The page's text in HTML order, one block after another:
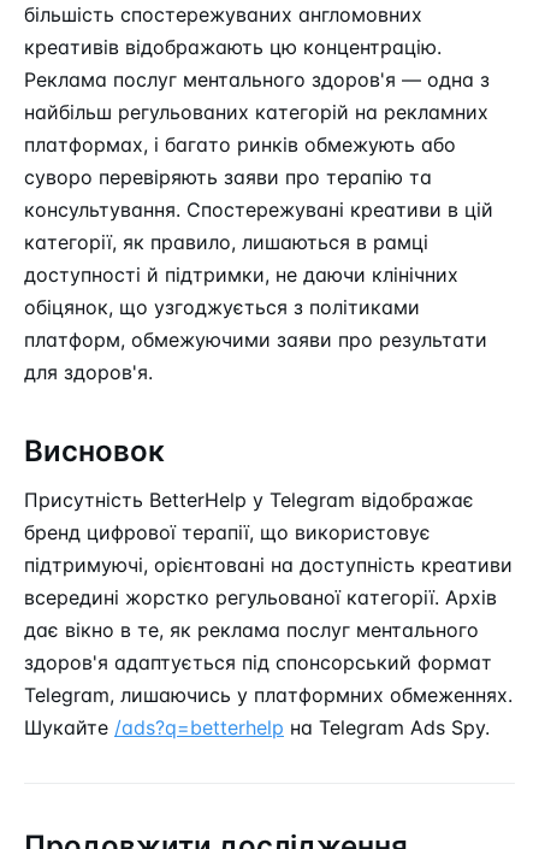
більшість спостережуваних англомовних
креативів відображають цю концентрацію.
Реклама послуг ментального здоров'я — одна з
найбільш регульованих категорій на рекламних
платформах, і багато ринків обмежують або
суворо перевіряють заяви про терапію та
консультування. Спостережувані креативи в цій
категорії, як правило, лишаються в рамці
доступності й підтримки, не даючи клінічних
обіцянок, що узгоджується з політиками
платформ, обмежуючими заяви про результати
для здоров'я.
Висновок
Присутність BetterHelp у Telegram відображає
бренд цифрової терапії, що використовує
підтримуючі, орієнтовані на доступність креативи
всередині жорстко регульованої категорії. Архів
дає вікно в те, як реклама послуг ментального
здоров'я адаптується під спонсорський формат
Telegram, лишаючись у платформних обмеженнях.
Шукайте /ads?q=betterhelp на Telegram Ads Spy.